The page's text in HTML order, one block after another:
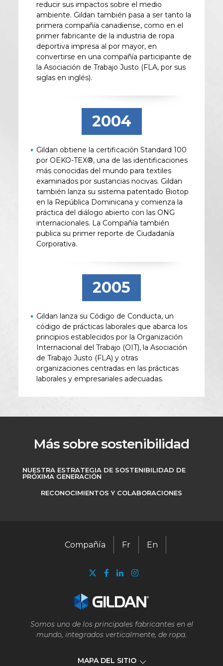
reducir sus impactos sobre el medio
ambiente. Gildan también pasa a ser tanto la
primera compañía canadiense, como en el
primer fabricante de la industria de ropa
deportiva impresa al por mayor, en
convertirse en una compañía participante de
la Asociación de Trabajo Justo (FLA, por sus
siglas en inglés).
2004
Gildan obtiene la certificación Standard 100
por OEKO-TEX®, una de las identificaciones
más conocidas del mundo para textiles
examinados por sustancias nocivas. Gildan
también lanza su sistema patentado Biotop
en la República Dominicana y comienza la
práctica del diálogo abierto con las ONG
internacionales. La Compañía también
publica su primer reporte de Ciudadanía
Corporativa.
2005
Gildan lanza su Código de Conducta, un
código de prácticas laborales que abarca los
principios establecidos por la Organización
Internacional del Trabajo (OIT), la Asociación
de Trabajo Justo (FLA) y otras
organizaciones centradas en las prácticas
laborales y empresariales adecuadas.
Más sobre sostenibilidad
NUESTRA ESTRATEGIA DE SOSTENIBILIDAD DE
PRÓXIMA GENERACIÓN
RECONOCIMIENTOS Y COLABORACIONES
Somos uno de los principales fabricantes en el
mundo, integrados verticalmente, de ropa.
MAPA DEL SITIO
Compañía Fr En